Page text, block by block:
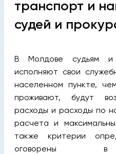
транспорт и
судей и
В Молдове судьям и
исполняют свои
населенном пункте,
проживают, будут
расходы и расходы по
расчета и
также критерии
оговорены в